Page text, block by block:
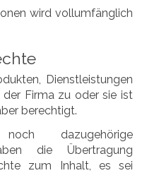
wird vollumfänglich
Dienstleistungen
Firma zu oder sie ist
berechtigt.
dazugehörige
die Übertragung
zum Inhalt, es sei